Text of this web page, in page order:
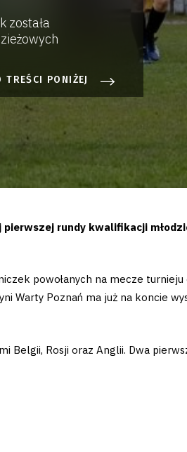
została
TREŚCI PONIŻEJ
rundy kwalifikacji
powołanych na mecze
Warty Poznań ma już na koncie
Rosji oraz Anglii. Dwa